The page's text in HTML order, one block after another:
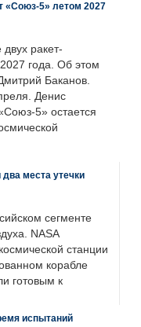
«Союз-5» летом 2027
ракет-
года. Об этом
Баканов.
Денис
5» остается
места утечки
сегменте
NASA
станции
корабле
готовым к
испытаний